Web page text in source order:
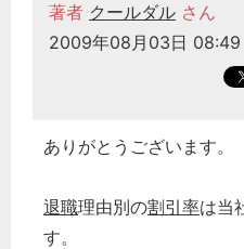
著者 クールダル さん
2009年08月03日 08:49
ありがとうございます。
退職理由別の割引率は当
す。